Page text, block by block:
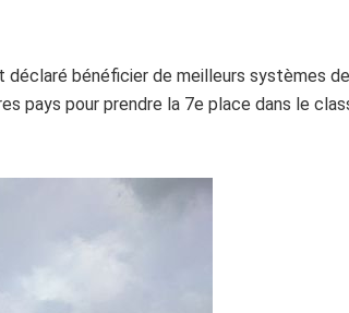
bénéficier de meilleurs systèmes
pays pour prendre la 7e place dans le